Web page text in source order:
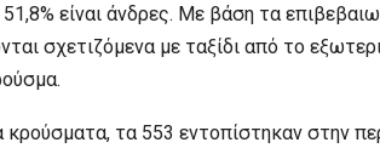
είναι άνδρες. Με βάση τα
σχετιζόμενα με ταξίδι από το
τα 553 εντοπίστηκαν στην